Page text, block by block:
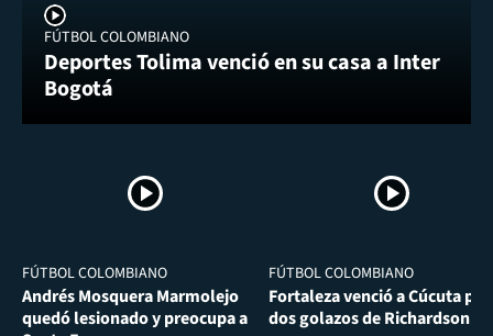
FÚTBOL COLOMBIANO
Deportes Tolima venció en su casa a Inter
Bogotá
FÚTBOL COLOMBIANO
Andrés Mosquera Marmolejo
quedó lesionado y preocupa a
FÚTBOL COLOMBIANO
Fortaleza venció a Cúcuta por
dos golazos de Richardson